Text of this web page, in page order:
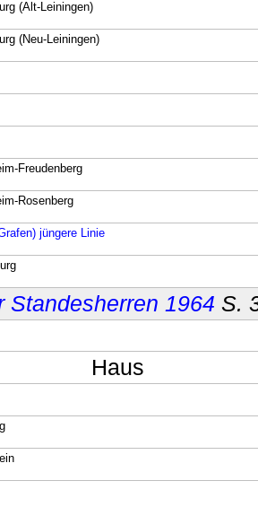
(Alt-Leiningen)
(Neu-Leiningen)
Freudenberg
Rosenberg
jüngere Linie
Standesherren 1964 S.
Haus